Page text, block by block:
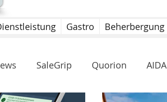
Gastro Beherbergung
SaleGrip Quorion AIDA